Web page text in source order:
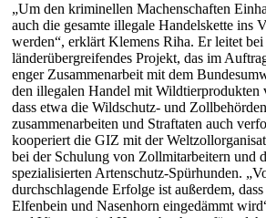
„Um den kriminellen Machenschaften
auch die gesamte illegale Handelskette ins
werden“, erklärt Klemens Riha. Er leitet
länderübergreifendes Projekt, das im
enger Zusammenarbeit mit dem
den illegalen Handel mit Wildtierprodukten
dass etwa die Wildschutz- und
zusammenarbeiten und Straftaten auch
kooperiert die GIZ mit der
bei der Schulung von Zollmitarbeitern und
spezialisierten Artenschutz-Spürhunden.
durchschlagende Erfolge ist außerdem,
Elfenbein und Nasenhorn eingedämmt